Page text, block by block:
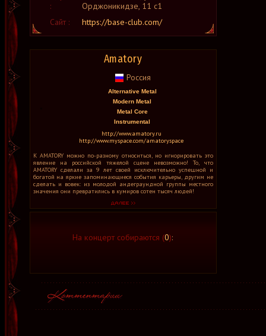
:
Орджоникидзе, 11 c1
Сайт :
https://base-club.com/
Amatory
Россия
Alternative Metal
Modern Metal
Metal Core
Instrumental
http://www.amatory.ru
http://www.myspace.com/amatoryspace
К AMATORY можно по-разному относиться, но игнорировать это
явление на российской тяжелой сцене невозможно! То, что
AMATORY сделали за 9 лет своей исключительно успешной и
богатой на яркие запоминающиеся события карьеры, другим не
сделать и вовек: из молодой андеграундной группы местного
значения они превратились в кумиров сотен тысяч людей!
На концерт собираются (0):